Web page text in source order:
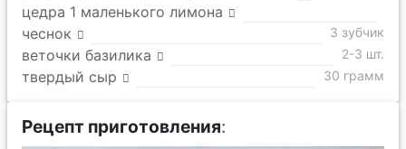
цедра 1 маленького лимона
чеснок
3 зубчик
веточки базилика 2-3 шт.
твердый сыр 30 грамм
Рецепт приготовления: